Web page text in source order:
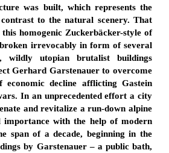
was built, which represents the
to the natural scenery. That
homogenic Zuckerbäcker-style of
irrevocably in form of several
wildly utopian brutalist buildings
Gerhard Garstenauer to overcome
economic decline afflicting Gastein
In an unprecedented effort a city
and revitalize a run-down alpine
with the help of modern
span of a decade, beginning in the
by Garstenauer – a public bath,